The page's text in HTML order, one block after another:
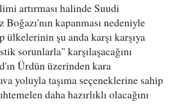
artırması halinde Suudi
kapanması nedeniyle
ülkelerinin şu anda karşı karşıya
sorunlarla" karşılaşacağını
Ürdün üzerinden kara
yoluyla taşıma seçeneklerine sahip
daha hazırlıklı olacağını